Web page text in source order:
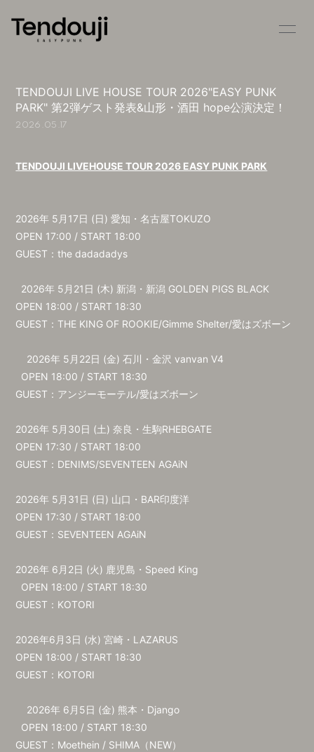
SCHEDULE PROFILE
STORE CONTACT
RADIO
会員登録 ログイン
TENDOUJI LIVE HOUSE TOUR 2026"EASY PUNK
PARK" 第2弾ゲスト発表&山形・酒田 hope公演決定！
2026.05.17
TENDOUJI LIVEHOUSE TOUR 2026 EASY PUNK PARK
2026年 5⽉17⽇ (⽇) 愛知・名古屋TOKUZO
OPEN 17:00 / START 18:00
GUEST：the dadadadys
2026年 5⽉21⽇ (⽊) 新潟・新潟 GOLDEN PIGS BLACK
OPEN 18:00 / START 18:30
GUEST：THE KING OF ROOKIE/Gimme Shelter/愛はズボーン
2026年 5⽉22⽇ (⾦) ⽯川・⾦沢 vanvan V4
OPEN 18:00 / START 18:30
GUEST：アンジーモーテル/愛はズボーン
2026年 5⽉30⽇ (⼟) 奈良・⽣駒RHEBGATE
OPEN 17:30 / START 18:00
GUEST：DENIMS/SEVENTEEN AGAiN
2026年 5⽉31⽇ (⽇) ⼭⼝・BAR印度洋
OPEN 17:30 / START 18:00
GUEST：SEVENTEEN AGAiN
2026年 6⽉2⽇ (⽕) ⿅児島・Speed King
OPEN 18:00 / START 18:30
GUEST：KOTORI
2026年6⽉3⽇ (⽔) 宮崎・LAZARUS
OPEN 18:00 / START 18:30
GUEST：KOTORI
2026年 6⽉5⽇ (⾦) 熊本・Django
OPEN 18:00 / START 18:30
GUEST：Moethein / SHIMA（NEW）